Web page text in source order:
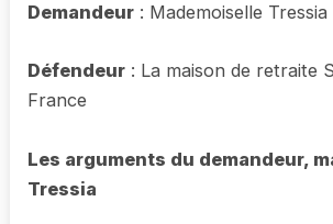
Demandeur : Mademoiselle Tressia
Défendeur : La maison de retraite
France
Les arguments du demandeur,
Tressia